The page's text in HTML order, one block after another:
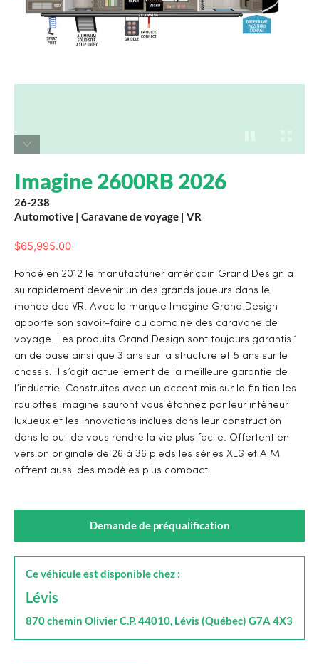
Imagine 2600RB 2026
26-238
Automotive | Caravane de voyage | VR
$65,995.00
Fondé en 2012 le manufacturier américain Grand Design a
su rapidement devenir un des grands joueurs dans le
monde des VR. Avec la marque Imagine Grand Design
apporte son savoir-faire au domaine des caravane de
voyage. Les produits Grand Design sont toujours garantis 1
an de base ainsi que 3 ans sur la structure et 5 ans sur le
chassis. Il s’agit actuellement de la meilleure garantie de
l’industrie. Construites avec un accent mis sur la finition les
roulottes Imagine sauront vous étonnez par leur intérieur
luxueux et les innovations inclues dans leur construction
dans le but de vous rendre la vie plus facile. Offertent en
version originale de 26 à 36 pieds les séries XLS et AIM
offrent aussi des modèles plus compact.
Demande de préqualification
Ce véhicule est disponible chez :
Lévis
870 chemin Olivier C.P. 44010, Lévis (Québec) G7A 4X3